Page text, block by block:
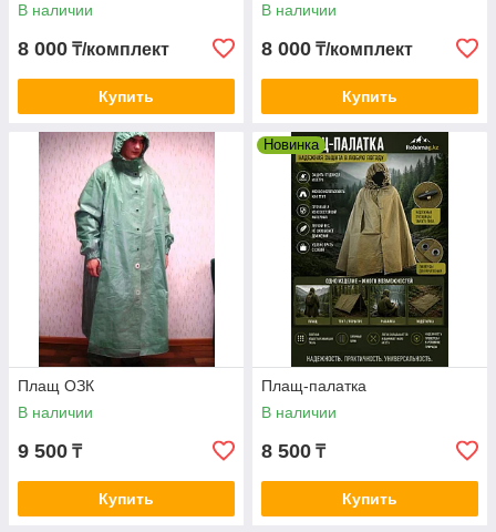
В наличии
8 000 ₸/комплект
Купить
В наличии
8 000 ₸/комплект
Купить
Плащ ОЗК
В наличии
9 500 ₸
Купить
Новинка
Плащ-палатка
В наличии
8 500 ₸
Купить